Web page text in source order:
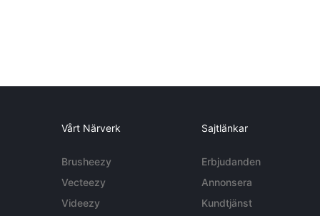
Vårt Närverk
Brusheezy
Vecteezy
Videezy
Sajtlänkar
Erbjudanden
Annonsera
Kundtjänst